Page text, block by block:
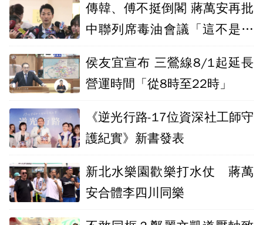
傳韓、傅不挺倒閣 蔣萬安再批
中聯列席毒油會議「這不是門
侯友宜宣布 三鶯線8/1起延長
營運時間「從8時至22時」
《逆光行路-17位資深社工師守
護紀實》新書發表
新北水樂園歡樂打水仗 蔣萬
安合體李四川同樂